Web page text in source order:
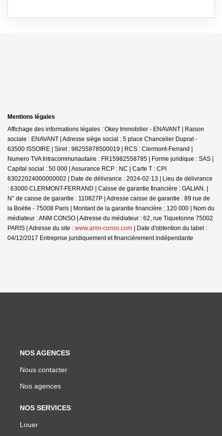
Mentions légales
Affichage des informations légales : Okey Immobilier - ENAVANT | Raison
sociale : ENAVANT | Adresse siège social : 5 place Chancelier Duprat -
63500 ISSOIRE | Siret : 98255878500019 | RCS : Clermont-Ferrand |
Numero TVA Intracommunautaire : FR15982558785 | Forme juridique : SAS |
Capital social : 50 000 | Assurance RCP : NC | Carte T : CPI
63022024000000002 | Date de délivrance : 2024-02-13 | Lieu de délivrance
: 63000 CLERMONT-FERRAND | Caisse de garantie financière : GALIAN. |
N° de caisse de garantie : 110827P | Adresse caisse de garantie : 89 rue de
la Boëtie - 75008 Paris | Montant de la garantie financière : 120 000 | Nom du
médiateur : ANM CONSO | Adresse du médiateur : 62, rue Tiquetonne 75002
PARIS | Adresse du site : www.anm-conso.com | Date d'obtention du label :
04/12/2017 Entreprise juridiquement et financièrement indépendante
NOS AGENCES
Nous contacter
Nos agences
NOS SERVICES
Louer